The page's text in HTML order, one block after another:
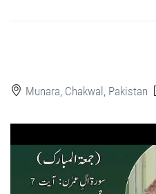
Munara, Chakwal, Pakistan